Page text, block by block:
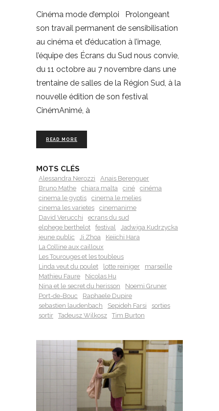
Cinéma mode d’emploi Prolongeant
son travail permanent de sensibilisation
au cinéma et d’éducation à l’image,
l’équipe des Écrans du Sud nous convie,
du 11 octobre au 7 novembre dans une
trentaine de salles de la Région Sud, à la
nouvelle édition de son festival
CinémAnimé, à
READ MORE
MOTS CLÉS
Alessandra Nerozzi
Anais Berenguer
Bruno Mathe
chiara malta ciné
cinéma
cinema le gyptis
cinema le melies
cinema les varietes
cinemanime
David Verucchi
ecrans du sud
elphege berthelot
festival
Jadwiga Kudrzycka
jeune public
Ji Zhoa
Keiichi Hara
La Colline aux cailloux
Les Tourouges et les toubleus
Linda veut du poulet
lotte reiniger
marseille
Mathieu Faure
Nicolas Hu
Nina et le secret du herisson
Noemi Gruner
Port-de-Bouc
Raphaele Dupire
sebastien laudenbach
Sepideh Farsi
sorties
sortir
Tadeusz Wilkosz Tim Burton